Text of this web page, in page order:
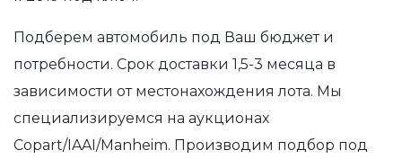
Подберем автомобиль под Ваш бюджет и
потребности. Срок доставки 1,5-3 месяца в
зависимости от местонахождения лота. Мы
специализируемся на аукционах
Copart/IAAI/Manheim. Производим подбор под